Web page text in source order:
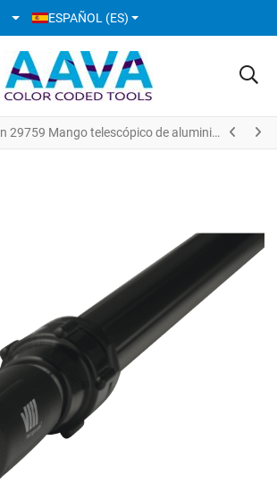
SELECCIONE SU IDIOMA
ESPAÑOL (ES)
Mango telescópico de aluminio 1575 - 2780 mm Ø32 mm Negro